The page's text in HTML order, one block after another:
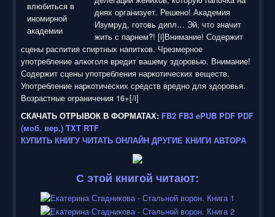
днях организует. Решено! Академия
Изумруд, готовь дипл… Эй, что значит
жить с парнем?! [i]Внимание! Содержит
сцены распития спиртных напитков. Чрезмерное
употребление алкоголя вредит вашему здоровью. Внимание!
Содержит сцены употребления наркотических веществ.
Употребление наркотических средств вредно для здоровья.
Возрастные ограничения 16+[/i]
СКАЧАТЬ ОТРЫВОК В ФОРМАТАХ: FB2 FB3 ePUB PDF PDF
(моб. вер.) TXT RTF
КУПИТЬ КНИГУ ЧИТАТЬ ОНЛАЙН ДРУГИЕ КНИГИ АВТОРА
С этой книгой читают: